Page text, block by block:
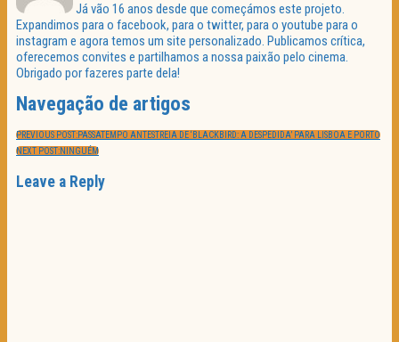
Já vão 16 anos desde que começámos este projeto.
Expandimos para o facebook, para o twitter, para o youtube para o
instagram e agora temos um site personalizado. Publicamos crítica,
oferecemos convites e partilhamos a nossa paixão pelo cinema.
Obrigado por fazeres parte dela!
Navegação de artigos
PREVIOUS POST:PASSATEMPO ANTESTREIA DE ‘BLACKBIRD: A DESPEDIDA’ PARA LISBOA E PORTO
NEXT POST:NINGUÉM
Leave a Reply